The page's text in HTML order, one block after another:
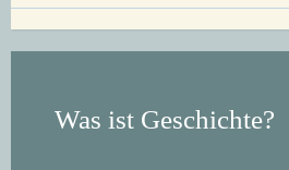
Was ist Geschichte?